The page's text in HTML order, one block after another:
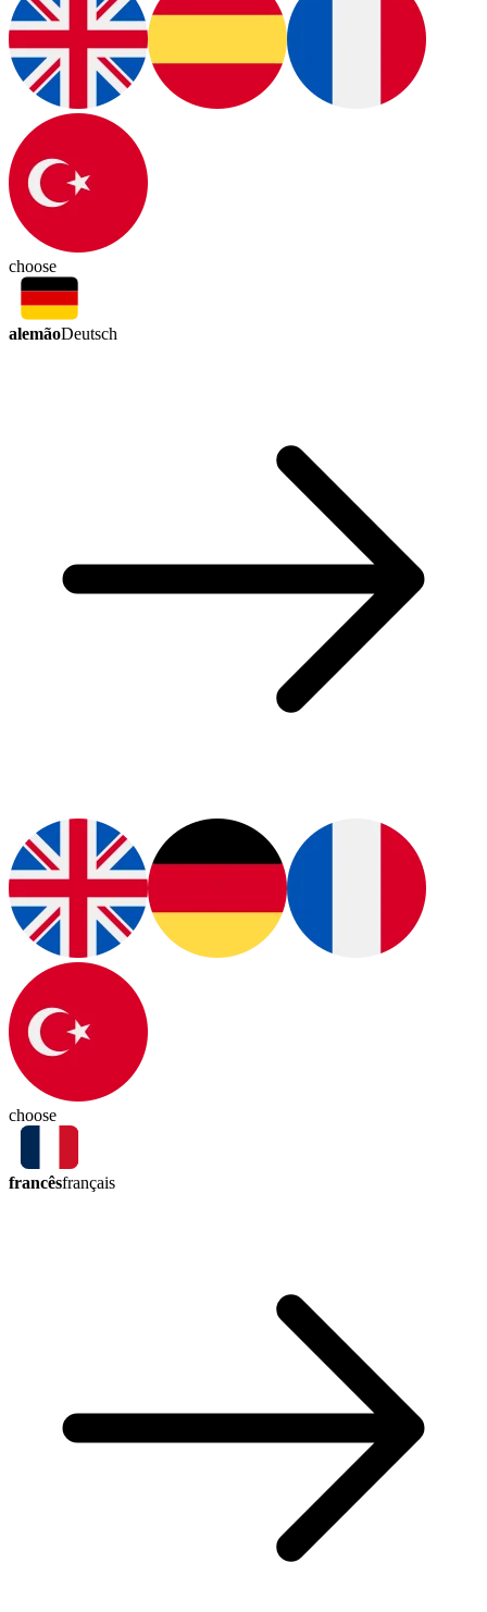
choose
alemãoDeutsch
choose
francêsfrançais